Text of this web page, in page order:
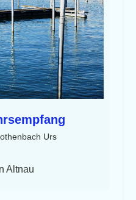
Urs
Altnau